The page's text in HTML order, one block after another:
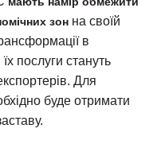
зон на своїй
в
послуги стануть
Для
буде отримати